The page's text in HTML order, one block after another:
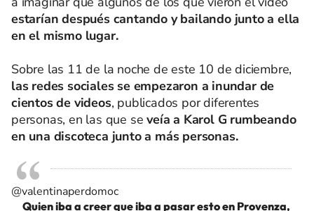
estarían después cantando y bailando junto a ella
en el mismo lugar.
Sobre las 11 de la noche de este 10 de diciembre,
las redes sociales se empezaron a inundar de
cientos de videos, publicados por diferentes
personas, en las que seveía a Karol G rumbeando
en una discoteca junto a más personas.
@valentinaperdomoc
Quien iba a creer que iba a pasar esto en Provenza,